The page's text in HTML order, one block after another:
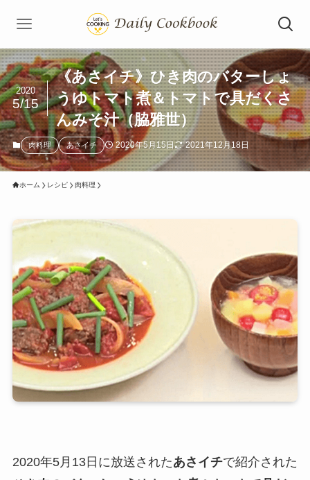
《あさイチ》ひき肉のバターしょ
うゆトマト煮＆トマトで具だくさ
んみそ汁（脇雅世）
2020
5/15
肉料理 あさイチ 2020年5月15日 2021年12月18日
ホーム レシピ 肉料理
2020年5月13日に放送されたあさイチで紹介された